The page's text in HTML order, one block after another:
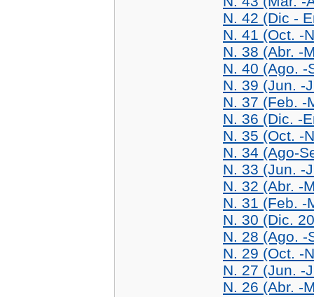
N. 42 (Dic -
N. 41 (Oct. -
N. 38 (Abr. -
N. 40 (Ago. -
N. 39 (Jun. -
N. 37 (Feb. -
N. 36 (Dic. -
N. 35 (Oct. -
N. 34 (Ago-
N. 33 (Jun. -
N. 32 (Abr. -
N. 31 (Feb. -
N. 30 (Dic.
N. 28 (Ago. -
N. 29 (Oct. -
N. 27 (Jun. -
N. 26 (Abr. -